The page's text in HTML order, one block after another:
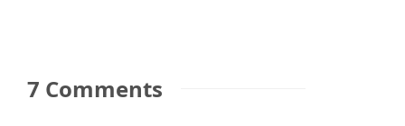
7 Comments